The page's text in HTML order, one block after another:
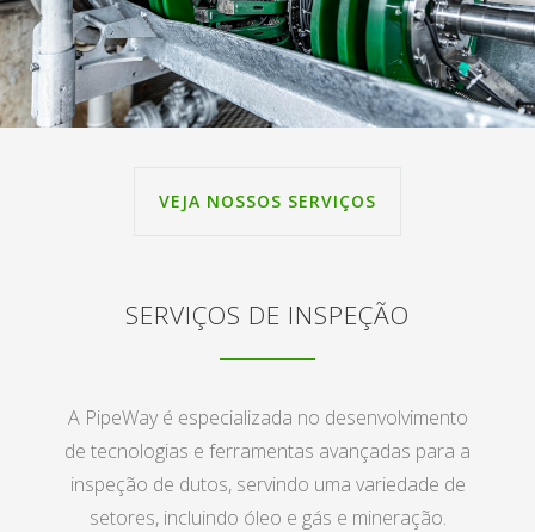
VEJA NOSSOS SERVIÇOS
SERVIÇOS DE INSPEÇÃO
A PipeWay é especializada no desenvolvimento
de tecnologias e ferramentas avançadas para a
inspeção de dutos, servindo uma variedade de
setores, incluindo óleo e gás e mineração.